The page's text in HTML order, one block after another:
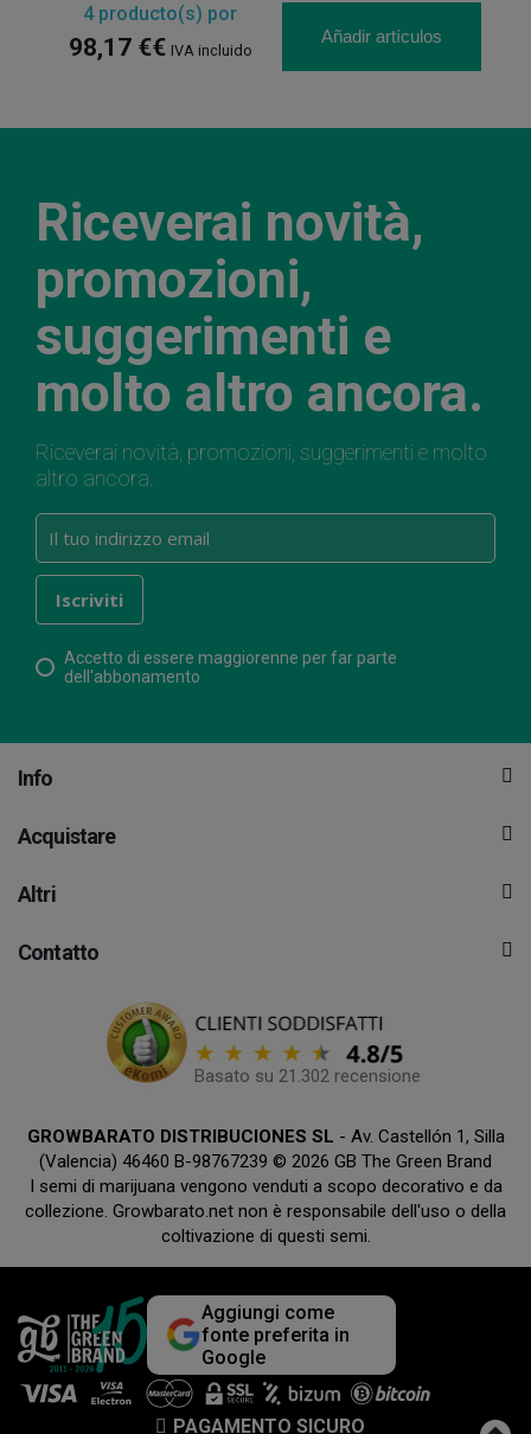
4producto(s) por
98,17 €€ IVA incluido
Añadir artículos
Riceverai novità,
promozioni,
suggerimenti e
molto altro ancora.
Riceverai novità, promozioni, suggerimenti e molto
altro ancora.
Accetto di essere maggiorenne per far parte
dell'abbonamento
Info
Acquistare
Altri
Contatto
Basato su 21.302 recensione
GROWBARATO DISTRIBUCIONES SL - Av. Castellón 1, Silla
(Valencia) 46460 B-98767239 © 2026 GB The Green Brand
I semi di marijuana vengono venduti a scopo decorativo e da
collezione. Growbarato.net non è responsabile dell'uso o della
coltivazione di questi semi.
Aggiungi come
fonte preferita in
Google
PAGAMENTO SICURO